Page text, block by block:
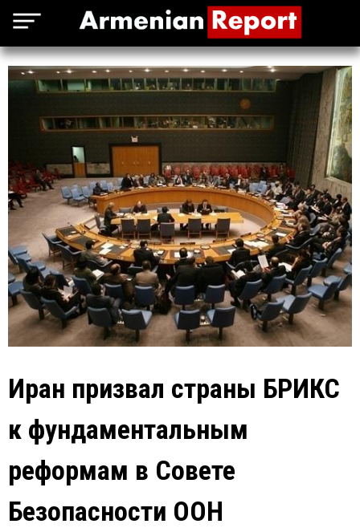
Иран призвал страны БРИКС
к фундаментальным
реформам в Совете
Безопасности ООН